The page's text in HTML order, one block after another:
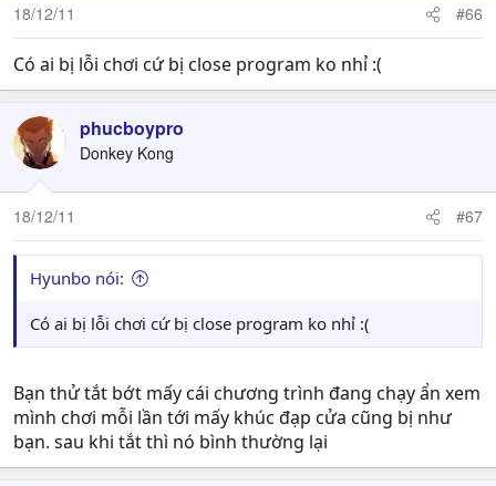
18/12/11 #66
Có ai bị lỗi chơi cứ bị close program ko nhỉ :(
phucboypro
Donkey Kong
18/12/11 #67
Hyunbo nói:
Có ai bị lỗi chơi cứ bị close program ko nhỉ :(
Bạn thử tắt bớt mấy cái chương trình đang chạy ẩn xem
mình chơi mỗi lần tới mấy khúc đạp cửa cũng bị như
bạn. sau khi tắt thì nó bình thường lại